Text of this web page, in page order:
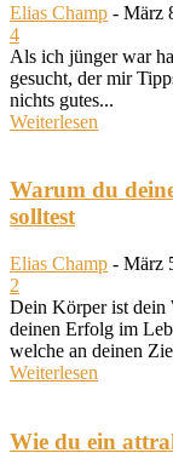
Elias Champ - März
4
Als ich jünger war
gesucht, der mir
nichts gutes...
Weiterlesen
Warum du
solltest
Elias Champ - März
2
Dein Körper ist dein
deinen Erfolg im
welche an deinen
Weiterlesen
Wie du ein